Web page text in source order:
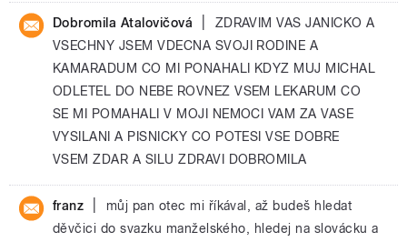
Dobromila Atalovičová
ZDRAVIM VAS JANICKO A
VSECHNY JSEM VDECNA SVOJI RODINE A
KAMARADUM CO MI PONAHALI KDYZ MUJ MICHAL
ODLETEL DO NEBE ROVNEZ VSEM LEKARUM CO
SE MI POMAHALI V MOJI NEMOCI VAM ZA VASE
VYSILANI A PISNICKY CO POTESI VSE DOBRE
VSEM ZDAR A SILU ZDRAVI DOBROMILA
franz
můj pan otec mi říkával, až budeš hledat
děvčici do svazku manželského, hledej na slovácku a